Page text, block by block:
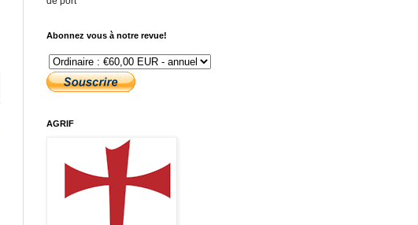
Abonnez vous à notre revue!
AGRIF